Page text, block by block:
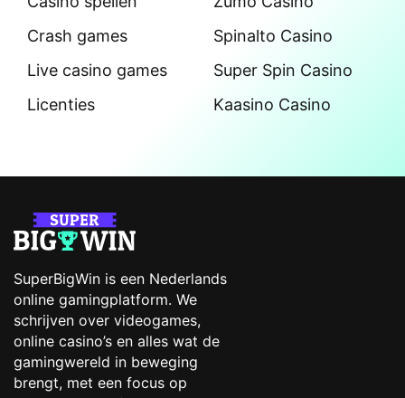
Crash games
Live casino games
Licenties
Spinalto Casino
Super Spin Casino
Kaasino Casino
SuperBigWin is een Nederlands
online gamingplatform. We
schrijven over videogames,
online casino’s en alles wat de
gamingwereld in beweging
brengt, met een focus op